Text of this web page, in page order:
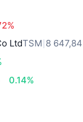
LtdTSM 8
0.14%